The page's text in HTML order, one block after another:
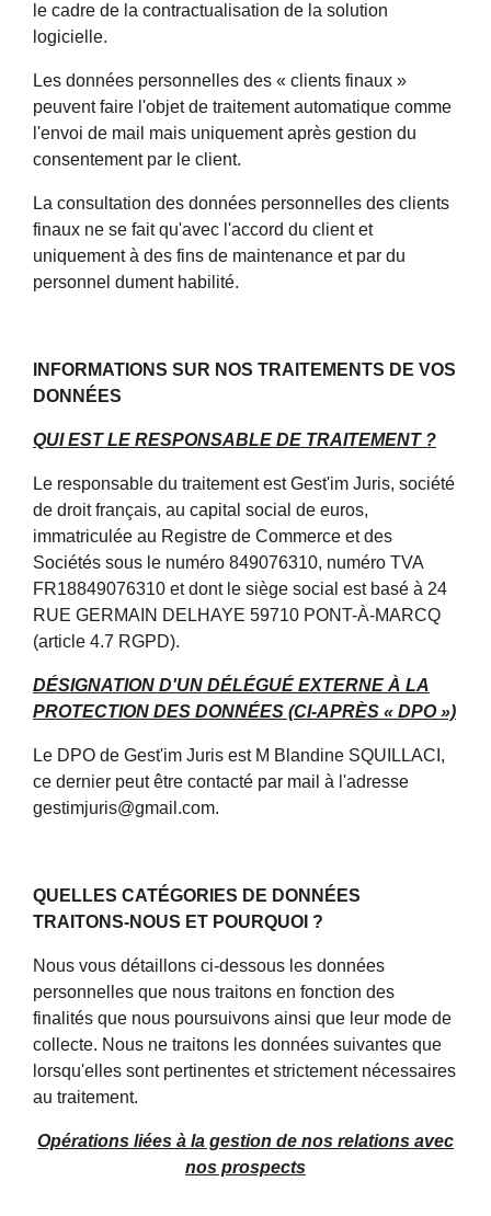
le cadre de la contractualisation de la solution
logicielle.
Les données personnelles des « clients finaux »
peuvent faire l'objet de traitement automatique comme
l'envoi de mail mais uniquement après gestion du
consentement par le client.
La consultation des données personnelles des clients
finaux ne se fait qu'avec l'accord du client et
uniquement à des fins de maintenance et par du
personnel dument habilité.
INFORMATIONS SUR NOS TRAITEMENTS DE VOS
DONNÉES
QUI EST LE RESPONSABLE DE TRAITEMENT ?
Le responsable du traitement est Gest'im Juris, société
de droit français, au capital social de euros,
immatriculée au Registre de Commerce et des
Sociétés sous le numéro 849076310, numéro TVA
FR18849076310 et dont le siège social est basé à 24
RUE GERMAIN DELHAYE 59710 PONT-À-MARCQ
(article 4.7 RGPD).
DÉSIGNATION D'UN DÉLÉGUÉ EXTERNE À LA
PROTECTION DES DONNÉES (CI-APRÈS « DPO »)
Le DPO de Gest'im Juris est M Blandine SQUILLACI,
ce dernier peut être contacté par mail à l'adresse
gestimjuris@gmail.com.
QUELLES CATÉGORIES DE DONNÉES
TRAITONS-NOUS ET POURQUOI ?
Nous vous détaillons ci-dessous les données
personnelles que nous traitons en fonction des
finalités que nous poursuivons ainsi que leur mode de
collecte. Nous ne traitons les données suivantes que
lorsqu'elles sont pertinentes et strictement nécessaires
au traitement.
Opérations liées à la gestion de nos relations avec
nos prospects